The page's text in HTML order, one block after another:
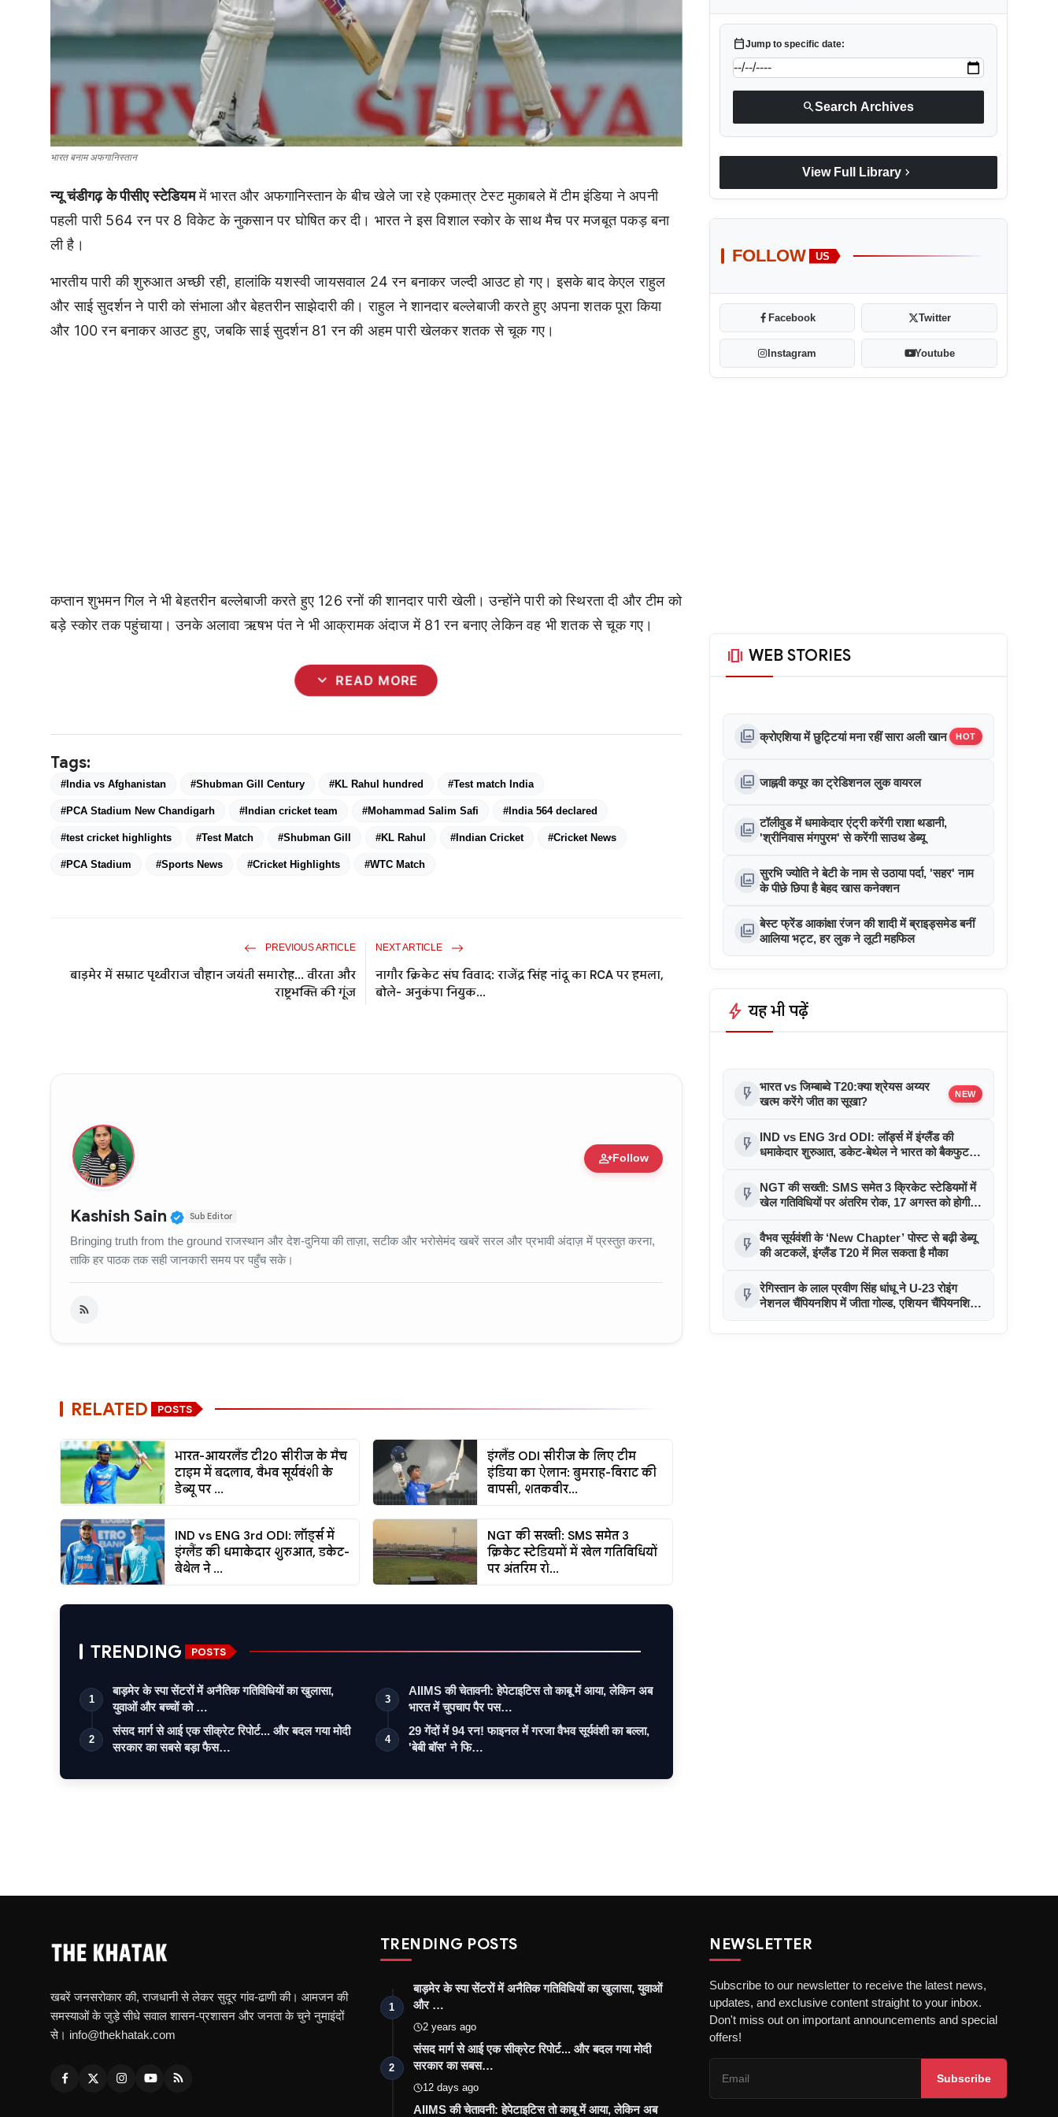
भारत बनाम अफगानिस्तान
न्यू चंडीगढ़ के पीसीए स्टेडियममें भारत और अफगानिस्तान के बीच खेले जा रहे एकमात्र टेस्ट मुकाबले में टीम इंडिया ने अपनी
पहली पारी 564 रन पर 8 विकेट के नुकसान पर घोषित कर दी। भारत ने इस विशाल स्कोर के साथ मैच पर मजबूत पकड़ बना
ली है।
भारतीय पारी की शुरुआत अच्छी रही, हालांकि यशस्वी जायसवाल 24 रन बनाकर जल्दी आउट हो गए। इसके बाद केएल राहुल
और साई सुदर्शन ने पारी को संभाला और बेहतरीन साझेदारी की। राहुल ने शानदार बल्लेबाजी करते हुए अपना शतक पूरा किया
और 100 रन बनाकर आउट हुए, जबकि साई सुदर्शन 81 रन की अहम पारी खेलकर शतक से चूक गए।
कप्तान शुभमन गिल ने भी बेहतरीन बल्लेबाजी करते हुए 126 रनों की शानदार पारी खेली। उन्होंने पारी को स्थिरता दी और टीम को
बड़े स्कोर तक पहुंचाया। उनके अलावा ऋषभ पंत ने भी आक्रामक अंदाज में 81 रन बनाए लेकिन वह भी शतक से चूक गए।
expand_more READ MORE
Tags:
#India vs Afghanistan #Shubman Gill Century #KL Rahul hundred #Test match India
#PCA Stadium New Chandigarh #Indian cricket team #Mohammad Salim Safi #India 564 declared
#test cricket highlights #Test Match #Shubman Gill #KL Rahul #Indian Cricket #Cricket News
#PCA Stadium #Sports News #Cricket Highlights #WTC Match
PREVIOUS ARTICLE
बाड़मेर में सम्राट पृथ्वीराज चौहान जयंती समारोह... वीरता और
राष्ट्रभक्ति की गूंज
NEXT ARTICLE
नागौर क्रिकेट संघ विवाद: राजेंद्र सिंह नांदू का RCA पर हमला,
बोले- अनुकंपा नियुक...
person_addFollow
Kashish Sain Verified Public Figure • 11 Jun, 2026
Sub Editor
Bringing truth from the ground राजस्थान और देश-दुनिया की ताज़ा, सटीक और भरोसेमंद खबरें सरल और प्रभावी अंदाज़ में प्रस्तुत करना,
ताकि हर पाठक तक सही जानकारी समय पर पहुँच सके।
RELATED POSTS
भारत-आयरलैंड टी20 सीरीज के मैच
टाइम में बदलाव, वैभव सूर्यवंशी के
डेब्यू पर ...
इंग्लैंड ODI सीरीज के लिए टीम
इंडिया का ऐलान: बुमराह-विराट की
वापसी, शतकवीर...
IND vs ENG 3rd ODI: लॉर्ड्स में
इंग्लैंड की धमाकेदार शुरुआत, डकेट-
बेथेल ने ...
NGT की सख्ती: SMS समेत 3
क्रिकेट स्टेडियमों में खेल गतिविधियों
पर अंतरिम रो...
TRENDING POSTS
1
बाड़मेर के स्पा सेंटरों में अनैतिक गतिविधियों का खुलासा,
युवाओं और बच्चों को …
2
संसद मार्ग से आई एक सीक्रेट रिपोर्ट... और बदल गया मोदी
सरकार का सबसे बड़ा फैस…
3
AIIMS की चेतावनी: हेपेटाइटिस तो काबू में आया, लेकिन अब
भारत में चुपचाप पैर पस…
4
29 गेंदों में 94 रन! फाइनल में गरजा वैभव सूर्यवंशी का बल्ला,
'बेबी बॉस' ने फि…
calendar_todayJump to specific date:
searchSearch Archives
View Full Library chevron_right
FOLLOW US
Facebook Twitter
Instagram Youtube
amp_stories WEB STORIES
photo_library क्रोएशिया में छुट्टियां मना रहीं सारा अली खान HOT
photo_library जाह्नवी कपूर का ट्रेडिशनल लुक वायरल
photo_library टॉलीवुड में धमाकेदार एंट्री करेंगी राशा थडानी,
'श्रीनिवास मंगपुरम' से करेंगी साउथ डेब्यू
photo_library सुरभि ज्योति ने बेटी के नाम से उठाया पर्दा, 'सहर' नाम
के पीछे छिपा है बेहद खास कनेक्शन
photo_library बेस्ट फ्रेंड आकांक्षा रंजन की शादी में ब्राइड्समेड बनीं
आलिया भट्ट, हर लुक ने लूटी महफिल
bolt यह भी पढ़ें
flash_on भारत vs जिम्बाब्वे T20:क्या श्रेयस अय्यर
खत्म करेंगे जीत का सूखा?
NEW
flash_on
IND vs ENG 3rd ODI: लॉर्ड्स में इंग्लैंड की
धमाकेदार शुरुआत, डकेट-बेथेल ने भारत को बैकफुट
flash_on
NGT की सख्ती: SMS समेत 3 क्रिकेट स्टेडियमों में
खेल गतिविधियों पर अंतरिम रोक, 17 अगस्त को होगी
flash_on वैभव सूर्यवंशी के ‘New Chapter’ पोस्ट से बढ़ी डेब्यू
की अटकलें, इंग्लैंड T20 में मिल सकता है मौका
flash_on रेगिस्तान के लाल प्रवीण सिंह धांधू ने U-23 रोइंग
नेशनल चैंपियनशिप में जीता गोल्ड, एशियन चैंपियनशिप
खबरें जनसरोकार की, राजधानी से लेकर सुदूर गांव-ढाणी की। आमजन की
समस्याओं के जुड़े सीधे सवाल शासन-प्रशासन और जनता के चुने नुमाइंदों
से। info@thekhatak.com
TRENDING POSTS
1
बाड़मेर के स्पा सेंटरों में अनैतिक गतिविधियों का खुलासा, युवाओं
और …
2 years ago
2
संसद मार्ग से आई एक सीक्रेट रिपोर्ट... और बदल गया मोदी
सरकार का सबस…
12 days ago
AIIMS की चेतावनी: हेपेटाइटिस तो काबू में आया, लेकिन अब
NEWSLETTER
Subscribe to our newsletter to receive the latest news,
updates, and exclusive content straight to your inbox.
Don't miss out on important announcements and special
offers!
Subscribe